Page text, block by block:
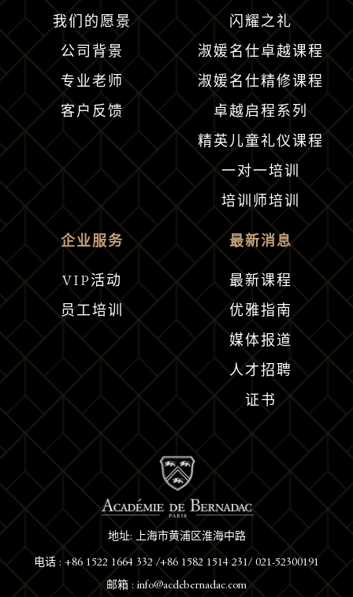
我们的愿景
公司背景
专业老师
客户反馈
闪耀之礼
淑媛名仕卓越课程
淑媛名仕精修课程
卓越启程系列
精英儿童礼仪课程
一对一培训
培训师培训
地址: 上海市黄浦区淮海中路
电话 : +86 1522 1664 332 /+86 1582 1514 231/ 021-52300191
邮箱 : info@acdebernadac.com
企业服务
VIP活动
员工培训
最新消息
最新课程
优雅指南
媒体报道
人才招聘
证书